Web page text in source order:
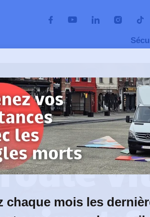
roule vite, plus tout devient fragile
16 octobre
chaque mois les